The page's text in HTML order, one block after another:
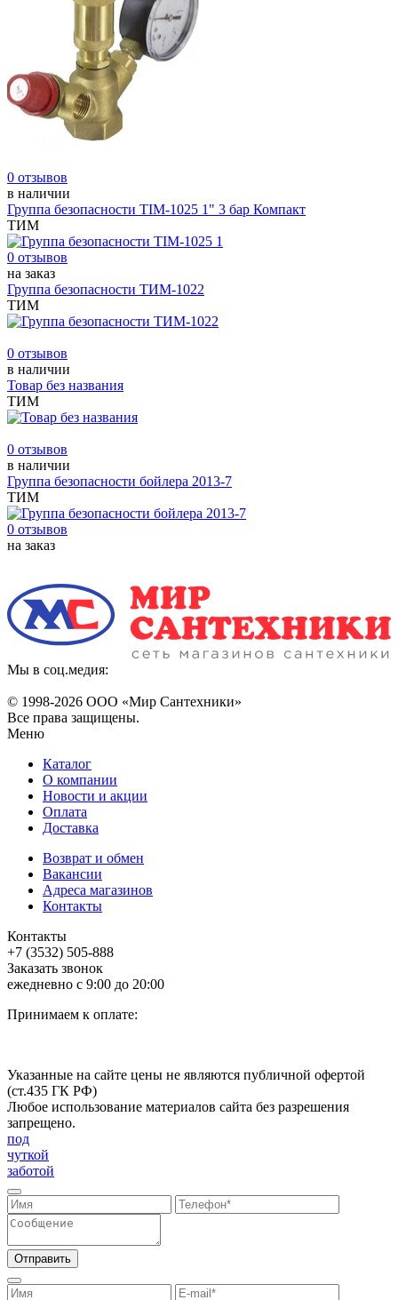
0 отзывов
в наличии
Группа безопасности TIM-1025 1" 3 бар Компакт
ТИМ
0 отзывов
на заказ
Группа безопасности ТИМ-1022
ТИМ
0 отзывов
в наличии
Товар без названия
ТИМ
0 отзывов
в наличии
Группа безопасности бойлера 2013-7
ТИМ
0 отзывов
на заказ
Мы в соц.медия:
© 1998-2026 ООО «Мир Сантехники»
Все права защищены.
Меню
Каталог
О компании
Новости и акции
Оплата
Доставка
Возврат и обмен
Вакансии
Адреса магазинов
Контакты
Контакты
+7 (3532) 505-888
Заказать звонок
ежедневно с 9:00 до 20:00
Принимаем к оплате:
Указанные на сайте цены не являются публичной офертой
(ст.435 ГК РФ)
Любое использование материалов сайта без разрешения
запрещено.
под
чуткой
заботой
Отправить